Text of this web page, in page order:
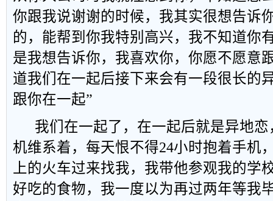
你跟我说谢谢的时候，我其实很想告诉
的，能帮到你我特别高兴，我不知道你
是我想告诉你，我喜欢你，你愿不愿意
道我们在一起后接下来会有一段很长的
跟你在一起”
我们在一起了，在一起后就是异地恋
机维系着，每天恨不得24小时抱着手机
上的火车过来找我，我带他参观我的学
好吃的食物，我一度以为再过两年等我